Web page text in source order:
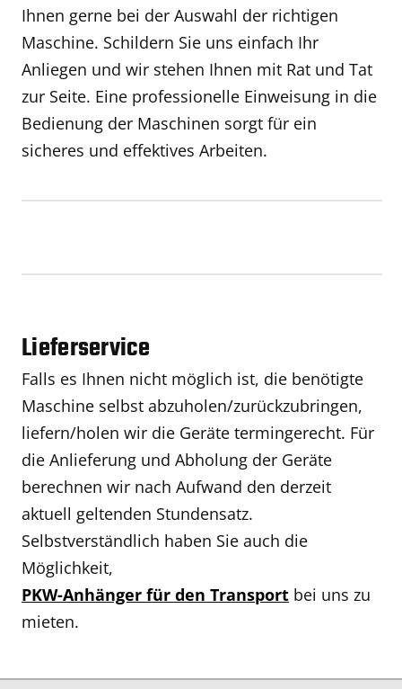
Ihnen gerne bei der Auswahl der richtigen
Maschine. Schildern Sie uns einfach Ihr
Anliegen und wir stehen Ihnen mit Rat und Tat
zur Seite. Eine professionelle Einweisung in die
Bedienung der Maschinen sorgt für ein
sicheres und effektives Arbeiten.
Lieferservice
Falls es Ihnen nicht möglich ist, die benötigte
Maschine selbst abzuholen/zurückzubringen,
liefern/holen wir die Geräte termingerecht. Für
die Anlieferung und Abholung der Geräte
berechnen wir nach Aufwand den derzeit
aktuell geltenden Stundensatz.
Selbstverständlich haben Sie auch die
Möglichkeit,
PKW-Anhänger für den Transport bei uns zu
mieten.